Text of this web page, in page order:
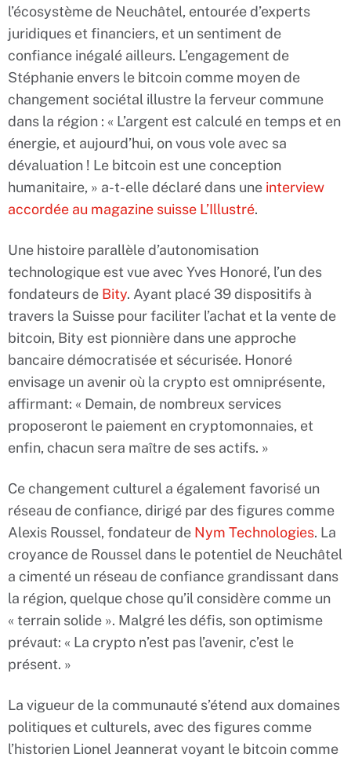
l’écosystème de Neuchâtel, entourée d’experts
juridiques et financiers, et un sentiment de
confiance inégalé ailleurs. L’engagement de
Stéphanie envers le bitcoin comme moyen de
changement sociétal illustre la ferveur commune
dans la région : « L’argent est calculé en temps et en
énergie, et aujourd’hui, on vous vole avec sa
dévaluation ! Le bitcoin est une conception
humanitaire, » a-t-elle déclaré dans une interview
accordée au magazine suisse L’Illustré.
Une histoire parallèle d’autonomisation
technologique est vue avec Yves Honoré, l’un des
fondateurs de Bity. Ayant placé 39 dispositifs à
travers la Suisse pour faciliter l’achat et la vente de
bitcoin, Bity est pionnière dans une approche
bancaire démocratisée et sécurisée. Honoré
envisage un avenir où la crypto est omniprésente,
affirmant: « Demain, de nombreux services
proposeront le paiement en cryptomonnaies, et
enfin, chacun sera maître de ses actifs. »
Ce changement culturel a également favorisé un
réseau de confiance, dirigé par des figures comme
Alexis Roussel, fondateur de Nym Technologies. La
croyance de Roussel dans le potentiel de Neuchâtel
a cimenté un réseau de confiance grandissant dans
la région, quelque chose qu’il considère comme un
« terrain solide ». Malgré les défis, son optimisme
prévaut: « La crypto n’est pas l’avenir, c’est le
présent. »
La vigueur de la communauté s’étend aux domaines
politiques et culturels, avec des figures comme
l’historien Lionel Jeannerat voyant le bitcoin comme